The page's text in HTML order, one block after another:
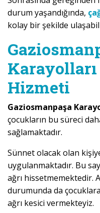
durum yaşandığında,
kolay bir şekilde
Karayolları
Hizmeti
Gaziosmanpaşa
çocukların bu süreci
sağlamaktadır.
Sünnet olacak olan
uygulanmaktadır. Bu
ağrı hissetmemektedir.
durumunda da
ağrı kesici vermekteyiz.